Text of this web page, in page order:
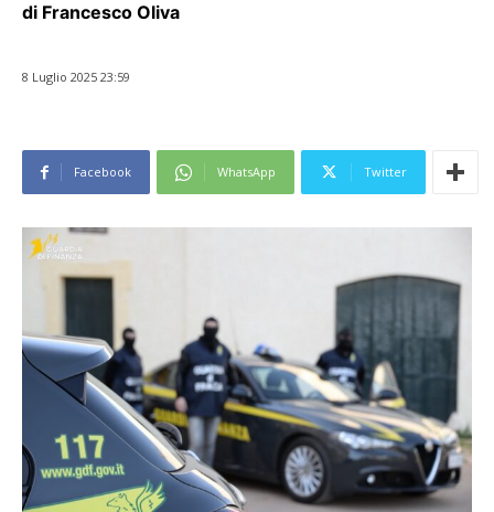
di Francesco Oliva
8 Luglio 2025 23:59
Facebook WhatsApp Twitter